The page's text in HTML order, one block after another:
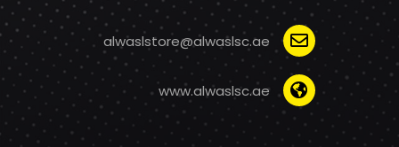
alwaslstore@alwaslsc.ae
www.alwaslsc.ae